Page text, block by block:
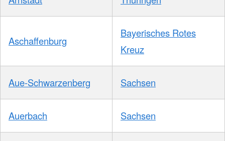
Aschaffenburg
Bayerisches Rotes
Kreuz
Aue-Schwarzenberg Sachsen
Auerbach Sachsen